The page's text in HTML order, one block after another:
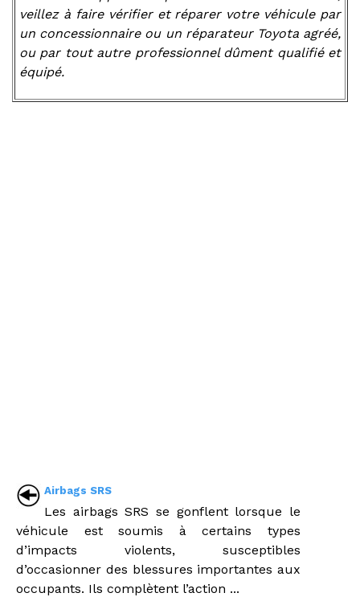
veillez à faire vérifier et réparer votre véhicule par
un concessionnaire ou un réparateur Toyota agréé,
ou par tout autre professionnel dûment qualifié et
équipé.
Airbags SRS
Les airbags SRS se gonflent lorsque le
véhicule est soumis à certains types
d’impacts violents, susceptibles
d’occasionner des blessures importantes aux
occupants. Ils complètent l’action ...